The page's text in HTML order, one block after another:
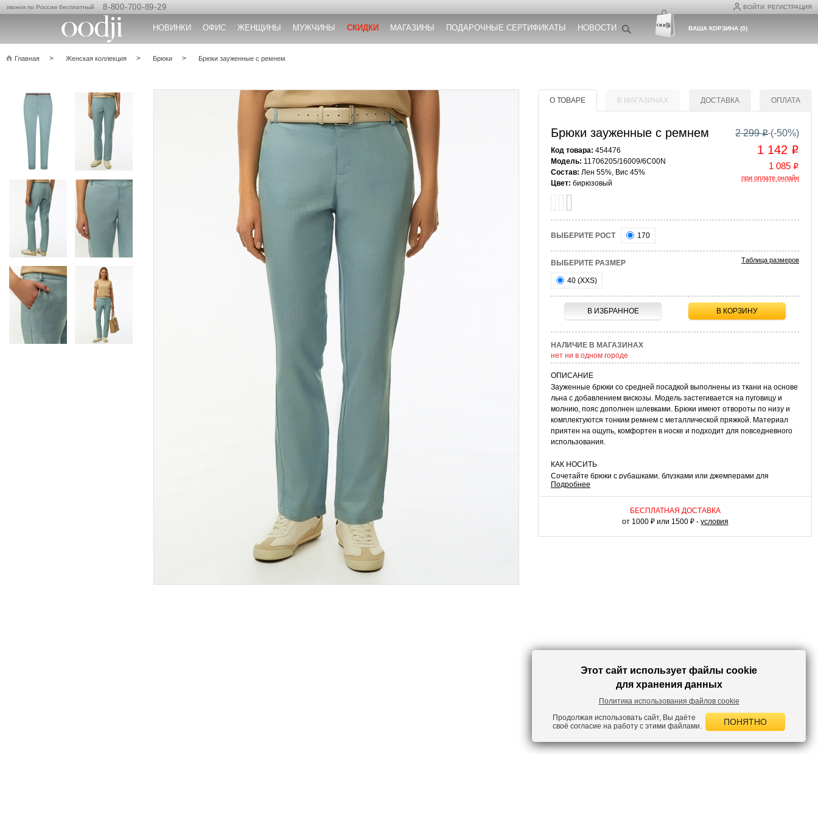
ВОЙТИ РЕГИСТРАЦИЯ
звонок по России бесплатный 8-800-700-89-29
НОВИНКИ ОФИС ЖЕНЩИНЫ МУЖЧИНЫ СКИДКИ МАГАЗИНЫ ПОДАРОЧНЫЕ СЕРТИФИКАТЫ НОВОСТИ ВАША КОРЗИНА(0)
Главная Женская коллекция Брюки Брюки зауженные с ремнем
О ТОВАРЕ В МАГАЗИНАХ ДОСТАВКА ОПЛАТА
Брюки зауженные с ремнем
Код товара: 454476
Модель: 11706205/16009/6C00N
Состав: Лен 55%, Вис 45%
Цвет: бирюзовый
2 299o (-50%)
1 142 o
1 085 o
при оплате онлайн
ВЫБЕРИТЕ РОСТ 170
ВЫБЕРИТЕ РАЗМЕР Таблица размеров
40 (XXS)
В ИЗБРАННОЕ В КОРЗИНУ
НАЛИЧИЕ В МАГАЗИНАХ
нет ни в одном городе
ОПИСАНИЕ
Зауженные брюки со средней посадкой выполнены из ткани на основе
льна с добавлением вискозы. Модель застегивается на пуговицу и
молнию, пояс дополнен шлевками. Брюки имеют отвороты по низу и
комплектуются тонким ремнем с металлической пряжкой. Материал
приятен на ощупь, комфортен в носке и подходит для повседневного
использования.
КАК НОСИТЬ
Сочетайте брюки с рубашками, блузками или джемперами для
городских образов. Образ можно дополнить обувью на каблуке,
слипонами или босоножками. Модель подойдет для работы, прогулок
Подробнее
БЕСПЛАТНАЯ ДОСТАВКА
от 1000 ₽ или 1500 ₽ - условия
Этот сайт использует файлы cookie
для хранения данных
Политика использования файлов cookie
Продолжая использовать сайт, Вы даёте
своё согласие на работу с этими файлами.
ПОНЯТНО